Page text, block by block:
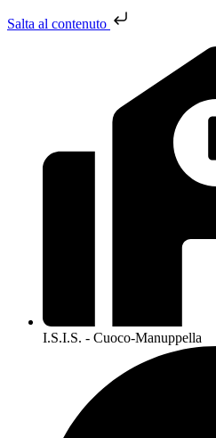
Salta al contenuto
I.S.I.S. - Cuoco-Manuppella